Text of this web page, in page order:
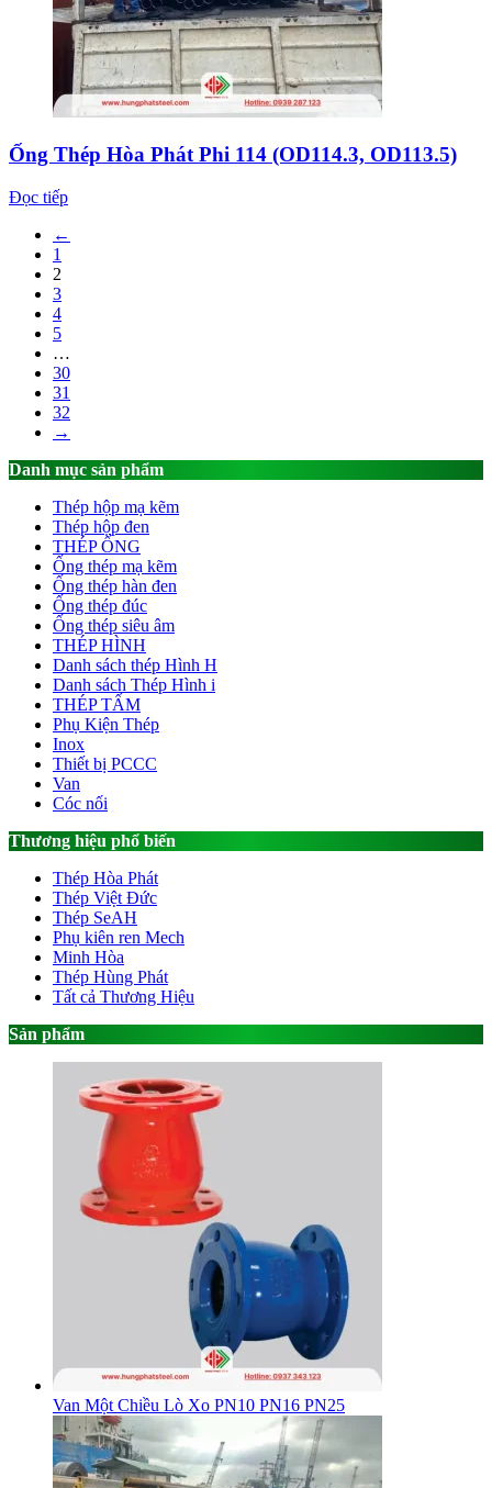
Ống Thép Hòa Phát Phi 114 (OD114.3, OD113.5)
Đọc tiếp
←
1
2
3
4
5
…
30
31
32
→
Danh mục sản phẩm
Thép hộp mạ kẽm
Thép hộp đen
THÉP ỐNG
Ống thép mạ kẽm
Ống thép hàn đen
Ống thép đúc
Ống thép siêu âm
THÉP HÌNH
Danh sách thép Hình H
Danh sách Thép Hình i
THÉP TẤM
Phụ Kiện Thép
Inox
Thiết bị PCCC
Van
Cóc nối
Thương hiệu phổ biến
Thép Hòa Phát
Thép Việt Đức
Thép SeAH
Phụ kiên ren Mech
Minh Hòa
Thép Hùng Phát
Tất cả Thương Hiệu
Sản phẩm
Van Một Chiều Lò Xo PN10 PN16 PN25